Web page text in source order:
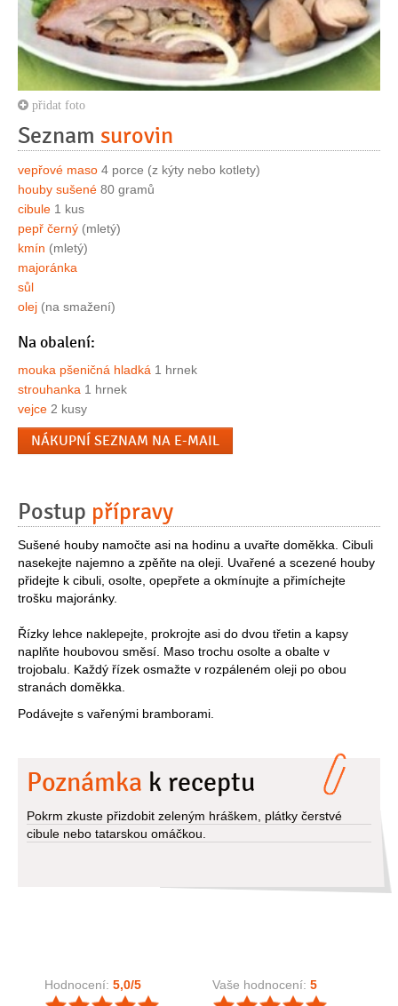
přidat foto
Seznam surovin
vepřové maso 4 porce (z kýty nebo kotlety)
houby sušené 80 gramů
cibule 1 kus
pepř černý (mletý)
kmín (mletý)
majoránka
sůl
olej (na smažení)
Na obalení:
mouka pšeničná hladká 1 hrnek
strouhanka 1 hrnek
vejce 2 kusy
NÁKUPNÍ SEZNAM NA E-MAIL
Postup přípravy
Sušené houby namočte asi na hodinu a uvařte doměkka. Cibuli
nasekejte najemno a zpěňte na oleji. Uvařené a scezené houby
přidejte k cibuli, osolte, opepřete a okmínujte a přimíchejte
trošku majoránky.
Řízky lehce naklepejte, prokrojte asi do dvou třetin a kapsy
naplňte houbovou směsí. Maso trochu osolte a obalte v
trojobalu. Každý řízek osmažte v rozpáleném oleji po obou
stranách doměkka.
Podávejte s vařenými bramborami.
Poznámka k receptu
Pokrm zkuste přizdobit zeleným hráškem, plátky čerstvé
cibule nebo tatarskou omáčkou.
Hodnocení: 5,0/5 Vaše hodnocení: 5